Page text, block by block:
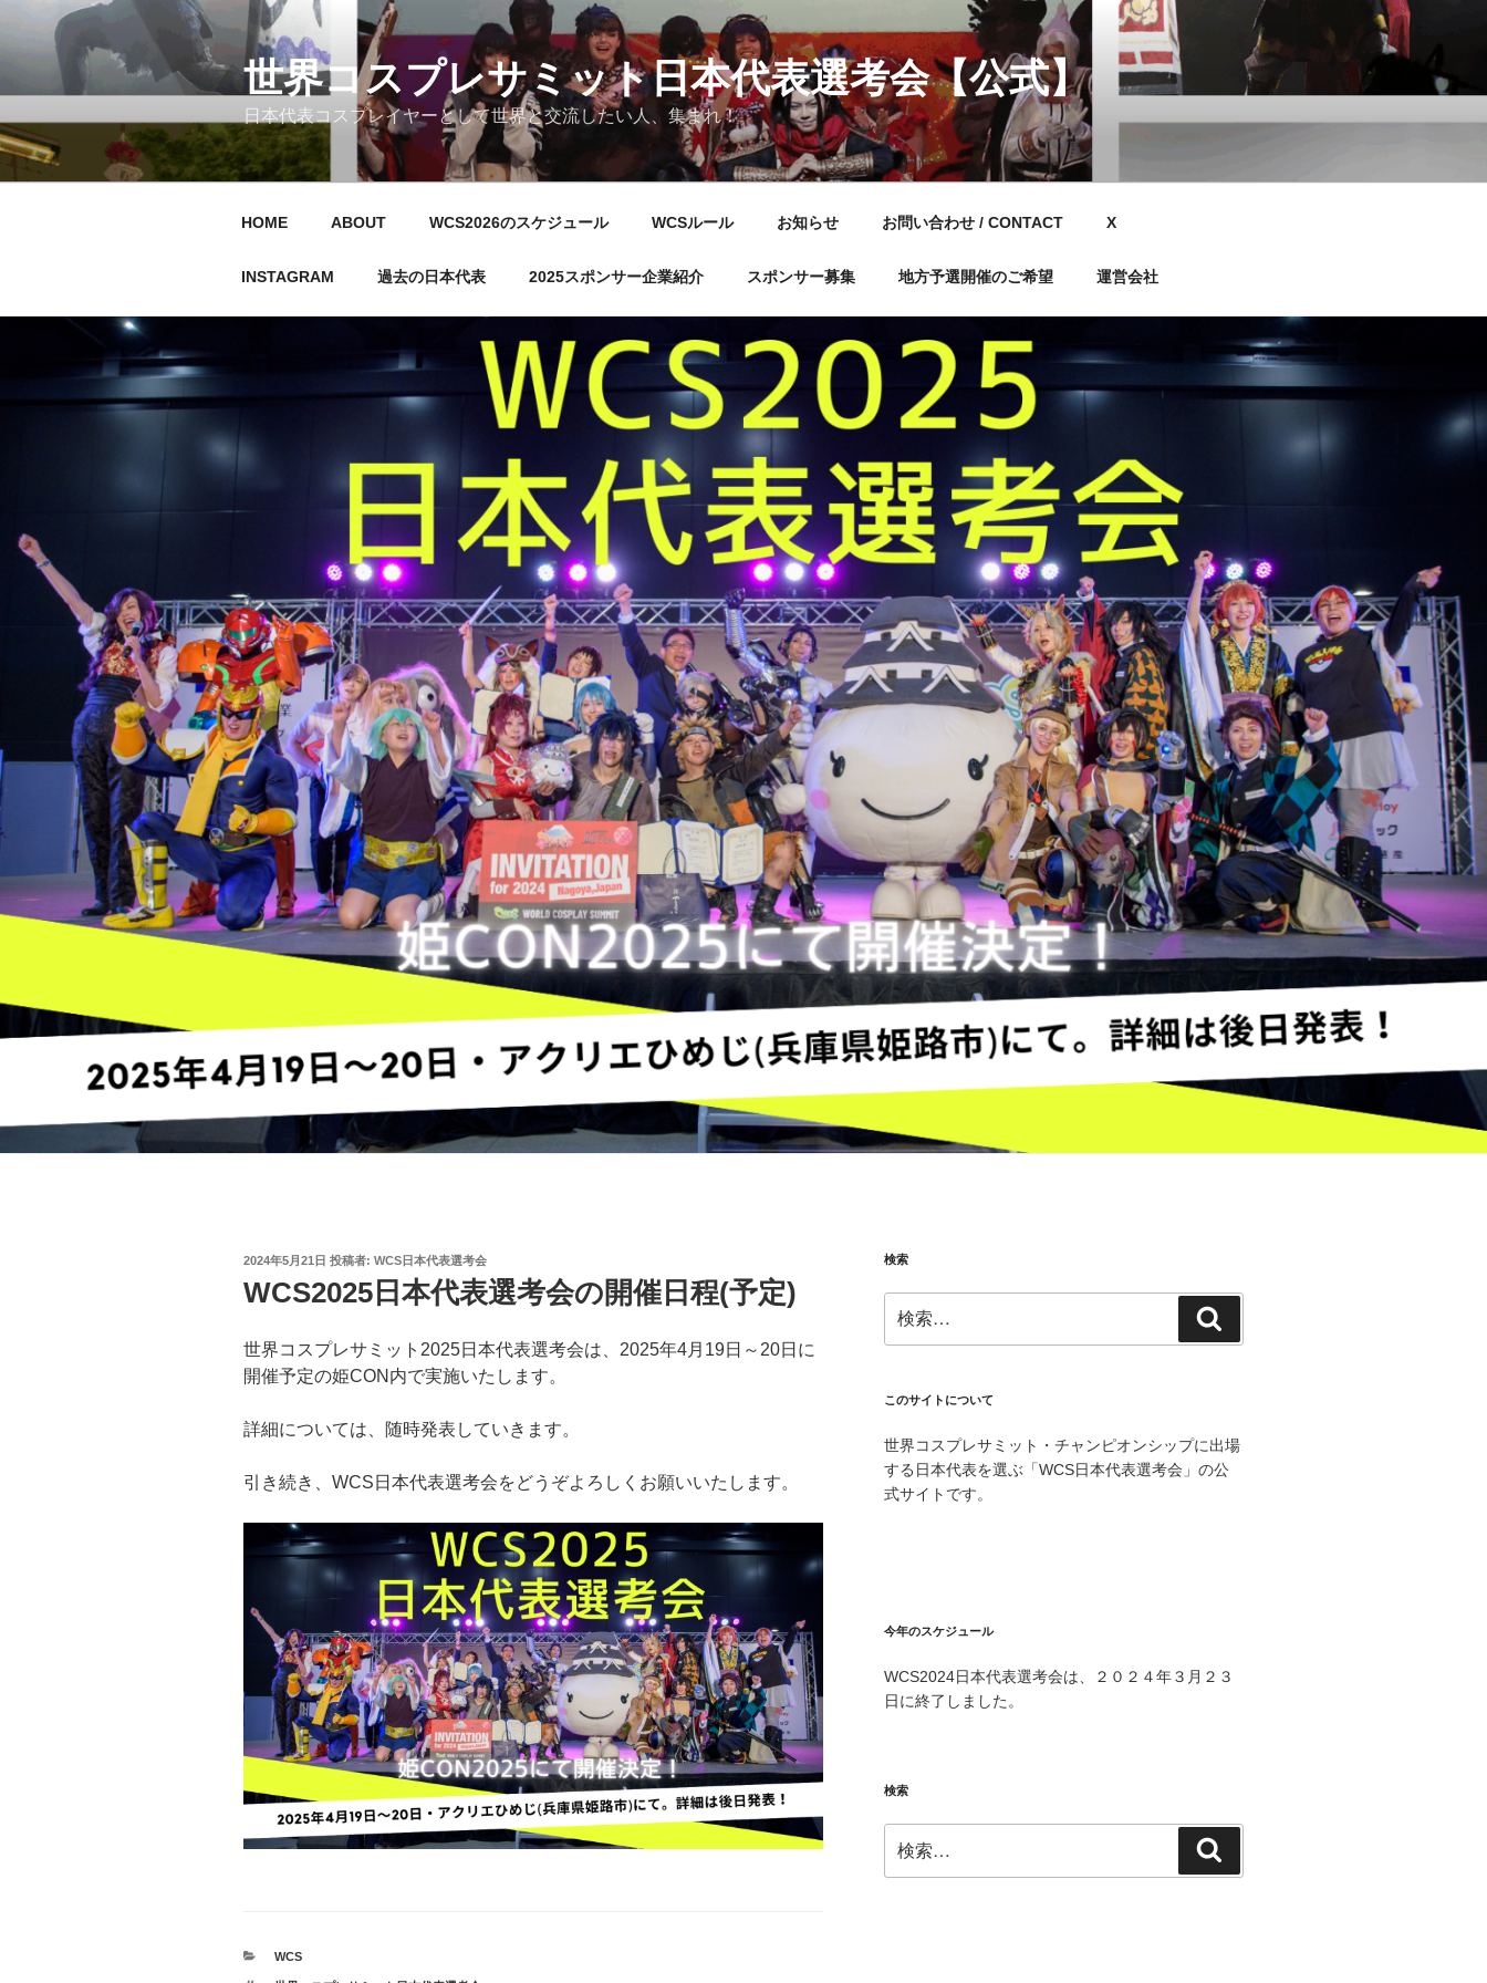
ン
ツ
へ
世界コスプレサミット日本代表選考会【公式】
日本代表コスプレイヤーとして世界と交流したい人、集まれ！
HOME ABOUT WCS2026のスケジュール WCSルール お知らせ お問い合わせ / CONTACT X
INSTAGRAM 過去の日本代表 2025スポンサー企業紹介 スポンサー募集 地方予選開催のご希望 運営会社
投
日:
2024年5月21日 投稿者: WCS日本代表選考会
WCS2025日本代表選考会の開催日程(予定)
世界コスプレサミット2025日本代表選考会は、2025年4月19日～20日に
開催予定の姫CON内で実施いたします。
詳細については、随時発表していきます。
引き続き、WCS日本代表選考会をどうぞよろしくお願いいたします。
カ
WCS
検索
索:
索
このサイトについて
世界コスプレサミット・チャンピオンシップに出場
する日本代表を選ぶ「WCS日本代表選考会」の公
式サイトです。
今年のスケジュール
WCS2024日本代表選考会は、２０２４年３月２３
日に終了しました。
検索
索:
索